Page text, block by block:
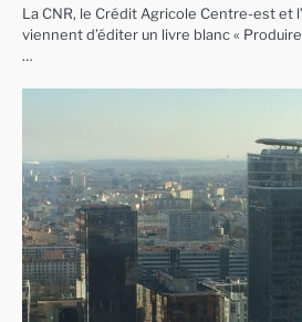
La CNR, le Crédit Agricole Centre-est et
viennent d’éditer un livre blanc «
…